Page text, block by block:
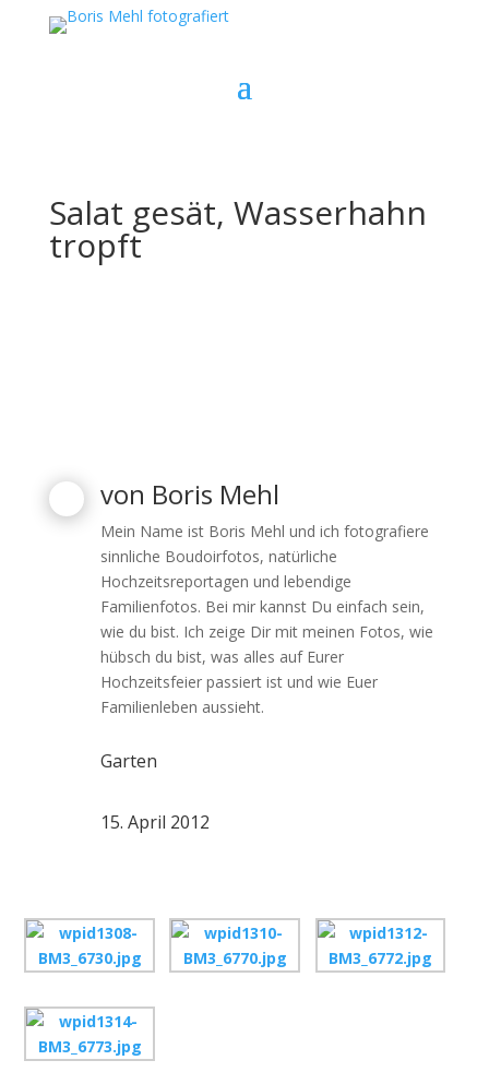
Salat gesät, Wasserhahn
tropft
von Boris Mehl
Mein Name ist Boris Mehl und ich fotografiere
sinnliche Boudoirfotos, natürliche
Hochzeitsreportagen und lebendige
Familienfotos. Bei mir kannst Du einfach sein,
wie du bist. Ich zeige Dir mit meinen Fotos, wie
hübsch du bist, was alles auf Eurer
Hochzeitsfeier passiert ist und wie Euer
Familienleben aussieht.
Garten
15. April 2012